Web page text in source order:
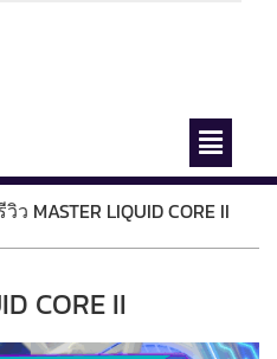
วิว MASTER LIQUID CORE II
CORE II